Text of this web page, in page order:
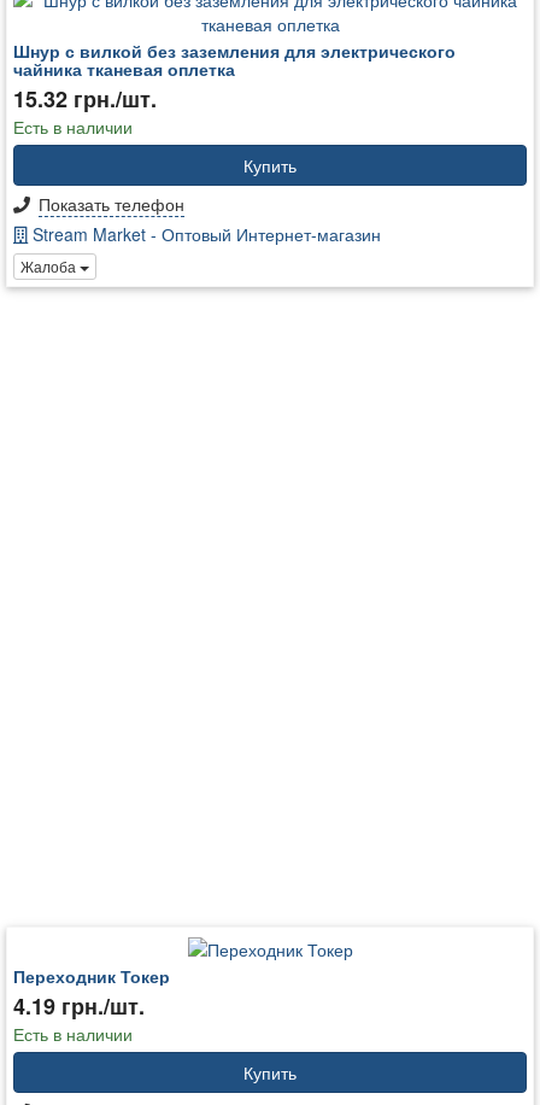
Шнур с вилкой без заземления для электрического
чайника тканевая оплетка
15.32 грн./шт.
Есть в наличии
Купить
Показать телефон
Stream Market - Оптовый Интернет-магазин
Жалоба
Переходник Токер
4.19 грн./шт.
Есть в наличии
Купить